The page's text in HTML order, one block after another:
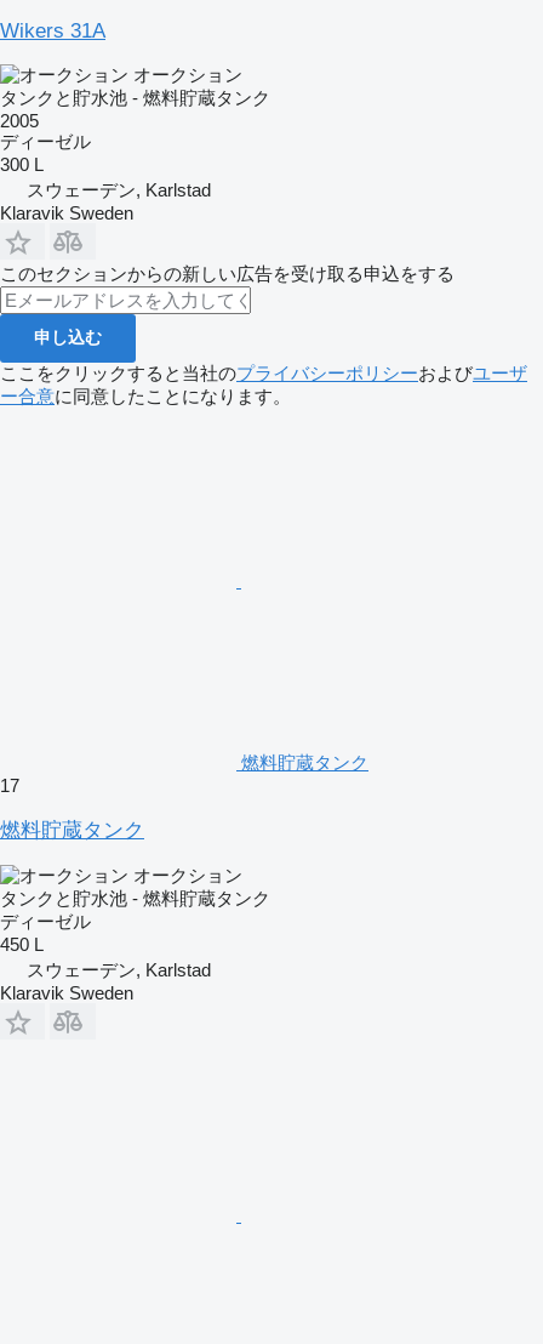
Wikers 31A
オークション
タンクと貯水池 - 燃料貯蔵タンク
2005
ディーゼル
300 L
スウェーデン, Karlstad
Klaravik Sweden
このセクションからの新しい広告を受け取る申込をする
申し込む
ここをクリックすると当社のプライバシーポリシーおよびユーザ
ー合意に同意したことになります。
燃料貯蔵タンク
17
燃料貯蔵タンク
オークション
タンクと貯水池 - 燃料貯蔵タンク
ディーゼル
450 L
スウェーデン, Karlstad
Klaravik Sweden